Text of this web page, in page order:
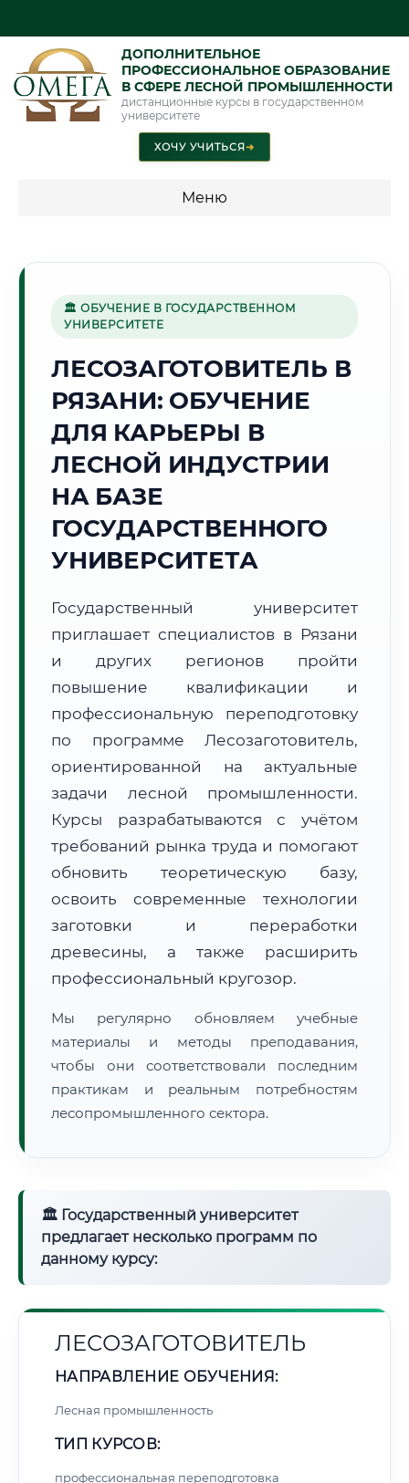
ДОПОЛНИТЕЛЬНОЕ
ПРОФЕССИОНАЛЬНОЕ ОБРАЗОВАНИЕ
В СФЕРЕ ЛЕСНОЙ ПРОМЫШЛЕННОСТИ
дистанционные курсы в государственном
университете
ХОЧУ УЧИТЬСЯ➜
Меню
промышленность"
🏰
Г. РЯЗАНЬ
Точное местное время:
02:39:29
Пятница, 7 Августа
Погода в г. Рязань:
🌅 Восход:04:40
📍 Региональная справка г. Рязань
Почтовые индексы:
390000–390999
Часовой пояс:
МСК (UTC+3)
Формат учебы:
Дистанционно
🗺️ Зона обслуживания: г. Рязань
Расчет логистики оригиналов:
• Маршрут транзита:
• Экспресс-доставка СДЭК / Почтой:4–6 рабочих дней
📜 Документы и аккредитация
🔍Нажмите на документ для увеличения и просмотра
🏛 ОБУЧЕНИЕ В ГОСУДАРСТВЕННОМ
УНИВЕРСИТЕТЕ
ЛЕСОЗАГОТОВИТЕЛЬ В
РЯЗАНИ: ОБУЧЕНИЕ
ДЛЯ КАРЬЕРЫ В
ЛЕСНОЙ ИНДУСТРИИ
НА БАЗЕ
ГОСУДАРСТВЕННОГО
УНИВЕРСИТЕТА
Государственный университет
приглашает специалистов в Рязани
и других регионов пройти
повышение квалификации и
профессиональную переподготовку
по программе Лесозаготовитель,
ориентированной на актуальные
задачи лесной промышленности.
Курсы разрабатываются с учётом
требований рынка труда и помогают
обновить теоретическую базу,
освоить современные технологии
заготовки и переработки
древесины, а также расширить
профессиональный кругозор.
Мы регулярно обновляем учебные
материалы и методы преподавания,
чтобы они соответствовали последним
практикам и реальным потребностям
лесопромышленного сектора.
🏛 Государственный университет
предлагает несколько программ по
данному курсу:
ЛЕСОЗАГОТОВИТЕЛЬ
НАПРАВЛЕНИЕ ОБУЧЕНИЯ:
Лесная промышленность
ТИП КУРСОВ:
профессиональная переподготовка